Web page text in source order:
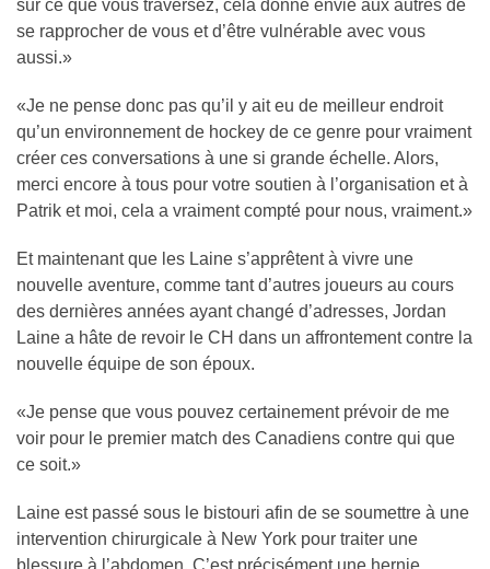
sur ce que vous traversez, cela donne envie aux autres de
se rapprocher de vous et d’être vulnérable avec vous
aussi.»
«Je ne pense donc pas qu’il y ait eu de meilleur endroit
qu’un environnement de hockey de ce genre pour vraiment
créer ces conversations à une si grande échelle. Alors,
merci encore à tous pour votre soutien à l’organisation et à
Patrik et moi, cela a vraiment compté pour nous, vraiment.»
Et maintenant que les Laine s’apprêtent à vivre une
nouvelle aventure, comme tant d’autres joueurs au cours
des dernières années ayant changé d’adresses, Jordan
Laine a hâte de revoir le CH dans un affrontement contre la
nouvelle équipe de son époux.
«Je pense que vous pouvez certainement prévoir de me
voir pour le premier match des Canadiens contre qui que
ce soit.»
Laine est passé sous le bistouri afin de se soumettre à une
intervention chirurgicale à New York pour traiter une
blessure à l’abdomen. C’est précisément une hernie